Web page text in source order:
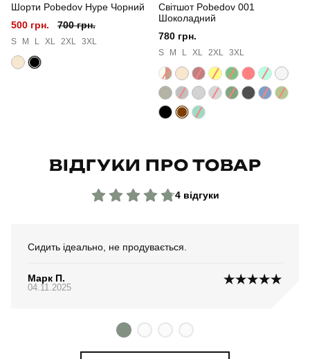
Колір
Матеріал
100% поліестер
Шорти Pobedov Hype Чорний
500 грн.
700 грн.
S M L XL 2XL 3XL
Світшот Pobedov 001
Шоколадний
780 грн.
S M L XL 2XL 3XL
ВІДГУКИ ПРО ТОВАР
4 відгуки
Сидить ідеально, не продувається.
Марк П.
04.11.2025